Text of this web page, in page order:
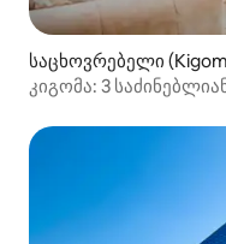
საცხოვრებელი
კიგომა: 3